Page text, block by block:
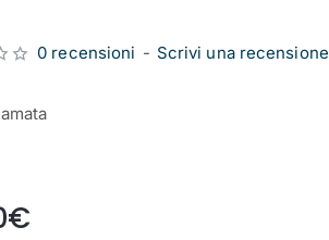
0 recensioni - Scrivi una recensione